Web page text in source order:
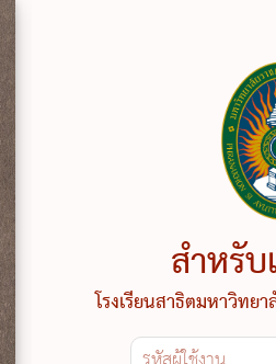
สำหรั
โรงเรียนสาธิตมหาวิทย